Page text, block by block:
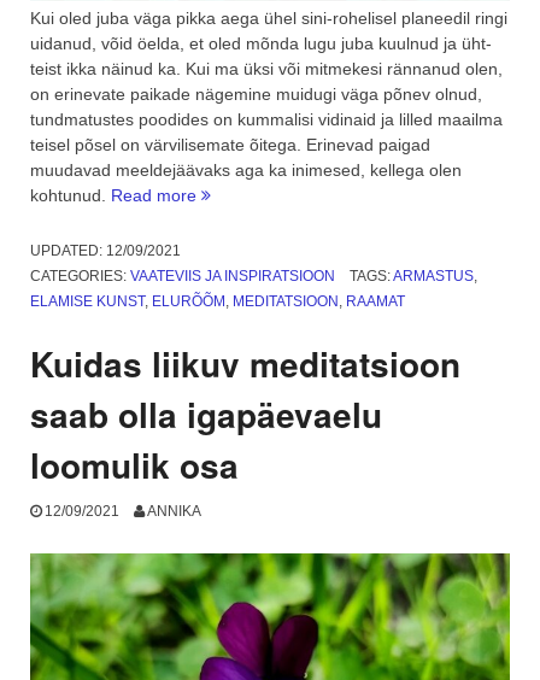
Kui oled juba väga pikka aega ühel sini-rohelisel planeedil ringi
uidanud, võid öelda, et oled mõnda lugu juba kuulnud ja üht-
teist ikka näinud ka. Kui ma üksi või mitmekesi rännanud olen,
on erinevate paikade nägemine muidugi väga põnev olnud,
tundmatustes poodides on kummalisi vidinaid ja lilled maailma
teisel põsel on värvilisemate õitega. Erinevad paigad
muudavad meeldejäävaks aga ka inimesed, kellega olen
kohtunud. Read more “Lugu
naisest”
UPDATED: 12/09/2021
CATEGORIES: VAATEVIIS JA INSPIRATSIOON TAGS:ARMASTUS,
ELAMISE KUNST, ELURÕÕM , MEDITATSIOON , RAAMAT
Kuidas liikuv meditatsioon
saab olla igapäevaelu
loomulik osa
12/09/2021 ANNIKA